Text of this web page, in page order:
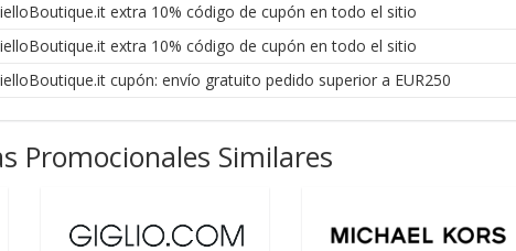
extra 10% código de cupón en todo el sitio
extra 10% código de cupón en todo el sitio
cupón: envío gratuito pedido superior a EUR250
Promocionales Similares